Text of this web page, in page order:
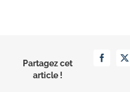
Partagez cet
article !
Facebook
X